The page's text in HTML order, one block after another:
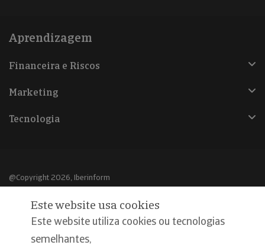
Aprendizagem
Financeira e Riscos
Marketing
Tecnologia
@Copyright 2026, Iberinform
Aviso legal
Política de cookies
Este website usa cookies
Este website utiliza cookies ou tecnologias
semelhantes,